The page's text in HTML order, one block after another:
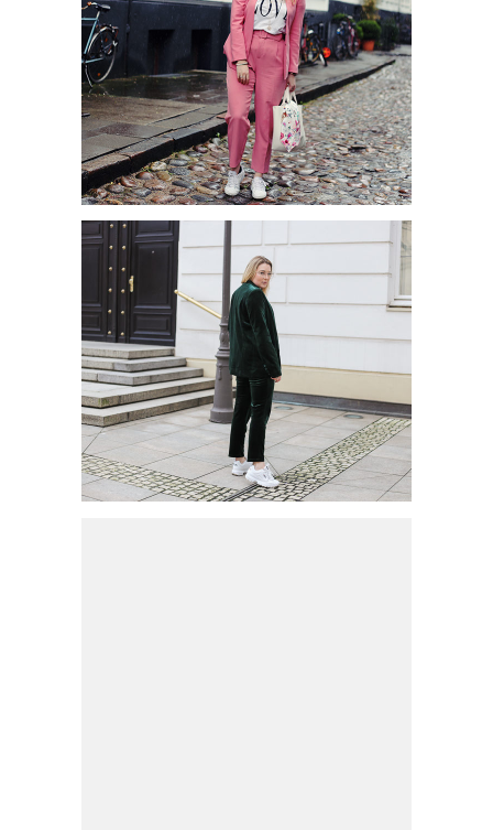
POSITIVE VIBES MIT DER
TRENDFARBE BEETROOT
PURPLE